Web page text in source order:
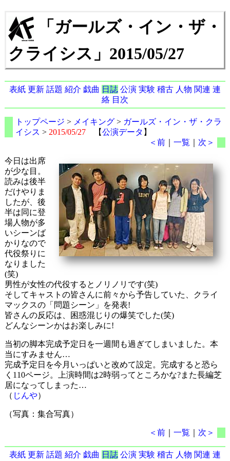
「ガールズ・イン・ザ・
クライシス」2015/05/27
表紙 更新 話題 紹介 戯曲 日誌 公演 実験 稽古 人物 関連 連
絡 目次
トップページ > メイキング> ガールズ・イン・ザ・クラ
イシス > 2015/05/27【公演データ 】
＜前 ｜一覧 次＞
今日は出席
が少な目。
読みは後半
だけやりま
したが、後
半は同に登
場人物が多
いシーンば
かりなので
代役祭りに
なりました
(笑)
男性が女性の代役するとノリノリです(笑)
そしてキャストの皆さんに前々から予告していた、クライ
マックスの「問題シーン」を発表!
皆さんの反応は、困惑混じりの爆笑でした(笑)
どんなシーンかはお楽しみに!
当初の脚本完成予定日を一週間も過ぎてしまいました。本
当にすみません…
完成予定日を今月いっぱいと改めて設定。完成すると恐ら
く110ページ。上演時間は2時弱ってところかな?また長編芝
居になってしまった…
（ じんや）
（写真：集合写真）
＜前 ｜一覧 次＞
表紙 更新 話題 紹介 戯曲 日誌 公演 実験 稽古 人物 関連 連